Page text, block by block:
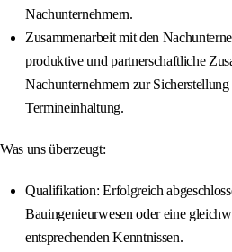
Nachunternehmern.
Zusammenarbeit mit den
produktive und partnerschaftliche
Nachunternehmern zur
Termineinhaltung.
Was uns überzeugt:
Qualifikation: Erfolgreich
Bauingenieurwesen oder eine
entsprechenden Kenntnissen.